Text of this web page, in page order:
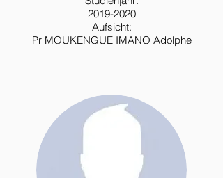
2019-2020
Aufsicht:
Pr MOUKENGUE IMANO Adolphe